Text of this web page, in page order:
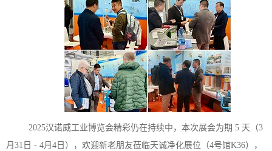
2025汉诺威工业博览会精彩仍在持续中，本次展会为期 5 天（3
月31日 - 4月4日），欢迎新老朋友莅临天诚净化展位（4号馆K36），